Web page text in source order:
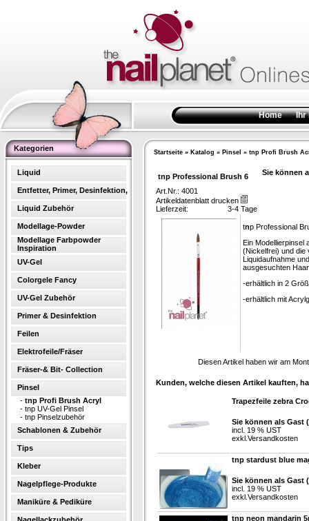
Home Ihr
Kategorien
Liquid
Entfetter, Primer, Desinfektion,
Liquid Zubehör
Modellage-Powder
Modellage Farbpowder
Inspiration
UV-Gel
Colorgele Fancy
UV-Gel Zubehör
Primer & Desinfektion
Feilen
Elektrofeile/Fräser
Fräser-& Bit- Collection
Pinsel
- tnp Profi Brush Acryl
- tnp UV-Gel Pinsel
- tnp Pinselzubehör
Schablonen & Zubehör
Tips
Kleber
Nagelpflege-Produkte
Maniküre & Pediküre
Startseite » Katalog » Pinsel » tnp Profi Brush
tnp Professional Brush 6 Sie können
Art.Nr.: 4001
Artikeldatenblatt drucken
Lieferzeit:
3-4 Tage
tnp Professional
Ein Modellierpinsel
(Nickelfrei) und die
Liquidaufnahme
ausgesuchten
-erhältlich in 2
-erhältlich mit
Diesen Artikel haben wir am
Kunden, welche diesen Artikel kauften,
Trapezfeile zebra
Sie können als Gast
incl. 19 % UST
exkl. Versandkosten
tnp stardust blue
Sie können als Gast
incl. 19 % UST
exkl. Versandkosten
tnp neon mandarin